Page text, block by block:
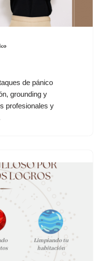
de pánico
grounding y
profesionales y